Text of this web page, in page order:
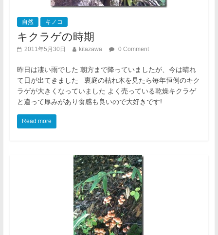
自然 キノコ
キクラゲの時期
2011年5月30日 kitazawa 0 Comment
昨日は凄い雨でした 朝方まで降っていましたが、今は晴れ
て日が出てきました 裏庭の枯れ木を見たら毎年恒例のキク
ラゲが大きくなっていました よく売っている乾燥キクラゲ
と違って厚みがあり食感も良いので大好きです!
Read more